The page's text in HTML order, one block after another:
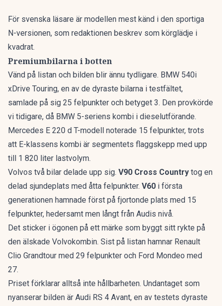
För svenska läsare är modellen mest känd i den sportiga
N-versionen, som redaktionen beskrev som körglädje i
kvadrat.
Premiumbilarna i botten
Vänd på listan och bilden blir ännu tydligare. BMW 540i
xDrive Touring, en av de dyraste bilarna i testfältet,
samlade på sig 25 felpunkter och betyget 3. Den provkörde
vi tidigare, då BMW 5-seriens kombi i dieselutförande.
Mercedes E 220 d T-modell noterade 15 felpunkter, trots
att E-klassens kombi är segmentets flaggskepp med upp
till 1 820 liter lastvolym.
Volvos två bilar delade upp sig. V90 Cross Country tog en
delad sjundeplats med åtta felpunkter. V60 i första
generationen hamnade först på fjortonde plats med 15
felpunkter, hedersamt men långt från Audis nivå.
Det sticker i ögonen på ett märke som byggt sitt rykte på
den älskade Volvokombin. Sist på listan hamnar Renault
Clio Grandtour med 29 felpunkter och Ford Mondeo med
27.
Priset förklarar alltså inte hållbarheten. Undantaget som
nyanserar bilden är Audi RS 4 Avant, en av testets dyraste